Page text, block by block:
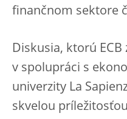
finančnom sektore
Diskusia, ktorú ECB
v spolupráci s
univerzity La
skvelou